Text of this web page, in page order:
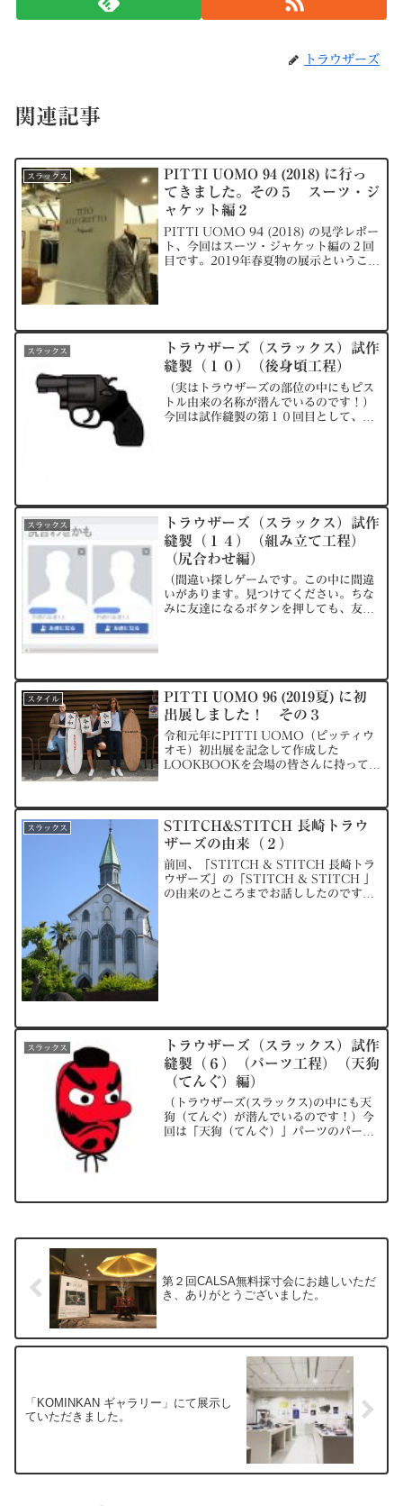
トラウザーズ
関連記事
スラックス
PITTI UOMO 94 (2018) に行っ
てきました。その５ スーツ・ジ
ャケット編２
PITTI UOMO 94 (2018) の見学レポー
ト、今回はスーツ・ジャケット編の２回
目です。2019年春夏物の展示ということ
スラックス
トラウザーズ（スラックス）試作
縫製（１０）（後身頃工程）
（実はトラウザーズの部位の中にもピス
トル由来の名称が潜んでいるのです！）
今回は試作縫製の第１０回目として、後
スラックス
トラウザーズ（スラックス）試作
縫製（１４）（組み立て工程）
（尻合わせ編）
（間違い探しゲームです。この中に間違
いがあります。見つけてください。ちな
みに友達になるボタンを押しても、友達
スタイル
PITTI UOMO 96 (2019夏) に初
出展しました！ その３
令和元年にPITTI UOMO（ピッティウ
オモ）初出展を記念して作成した
LOOKBOOKを会場の皆さんに持ってい
す。ここからは会場内のスナップショッ
トです。
スラックス
STITCH&STITCH 長崎トラウ
ザーズの由来（２）
前回、「STITCH & STITCH 長崎トラ
ウザーズ」の「STITCH & STITCH 」
の由来のところまでお話ししたのです
スラックス
トラウザーズ（スラックス）試作
縫製（６）（パーツ工程）（天狗
（てんぐ）編）
（トラウザーズ(スラックス)の中にも天
狗（てんぐ）が潜んでいるのです！）今
回は「天狗（てんぐ）」パーツのパーツ
第２回CALSA無料採寸会にお越しいただ
き、ありがとうございました。
「KOMINKAN ギャラリー」にて展示し
ていただきました。